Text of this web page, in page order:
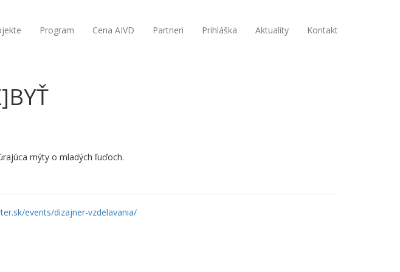
Program Cena AIVD Partneri Prihláška Aktuality Kontakt
mýty o mladých ľuďoch.
events/dizajner-vzdelavania/